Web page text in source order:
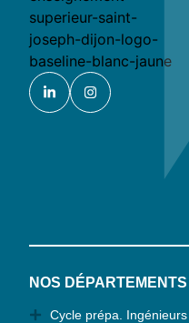
NOS DÉPARTEMENTS
Cycle prépa.